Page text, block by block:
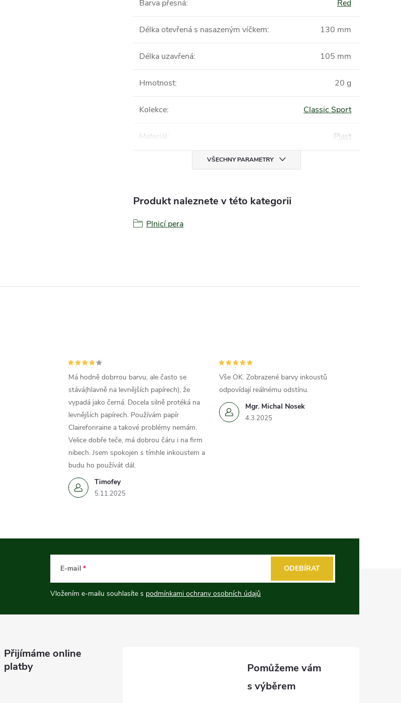
Barva přesná: Red
Délka otevřená s nasazeným víčkem: 130 mm
Délka uzavřená: 105 mm
Hmotnost: 20 g
Kolekce: Classic Sport
Materiál: Plast
VŠECHNY PARAMETRY
Produkt naleznete v této kategorii
Plnicí pera
Timofey
5.11.2025
Má hodně dobrrou barvu, ale často se
stává(hlavně na levnějších papírech), že
vypadá jako černá. Docela silně protéká na
levnějších papírech. Používám papír
Clairefonraine a takové problémy nemám.
Velice dobře teče, má dobrou čáru i na firm
nibech. Jsem spokojen s tímhle inkoustem a
budu ho používát dál.
Mgr. Michal Nosek
4.3.2025
Vše OK. Zobrazené barvy inkoustů
odpovídají reálnému odstínu.
E-mail
Vložením e-mailu souhlasíte s podmínkami ochrany osobních údajů
ODEBÍRAT
Přijímáme online
platby